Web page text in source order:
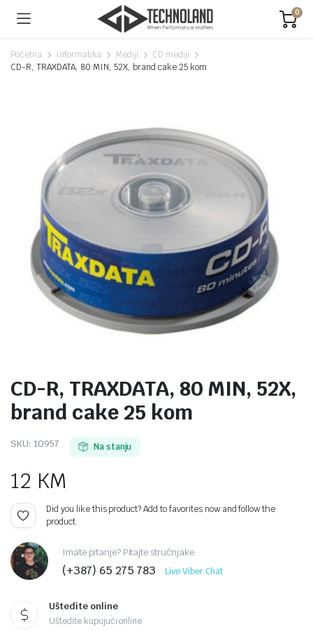
0
Početna Informatika Mediji
CD mediji
CD-R, TRAXDATA, 80 MIN, 52X, brand cake 25 kom
CD-R, TRAXDATA, 80 MIN, 52X,
brand cake 25 kom
SKU: 10957 Na stanju
12 KM
Did you like this product? Add to favorites now and follow the
product.
Imate pitanje? Pitajte stručnjake
(+387) 65 275 783 Live Viber Chat
Uštedite online
Uštedite kupujući online